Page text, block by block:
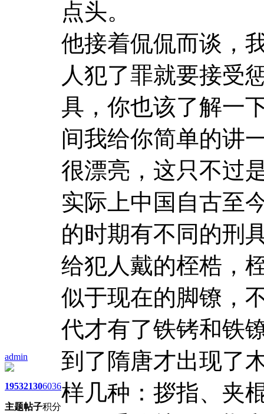
admin
1953
主题
2130
帖子
6036
积分
点头。
他接着侃侃而谈，
人犯了罪就要接受
具，你也该了解一
间我给你简单的讲
很漂亮，这只不过
实际上中国自古至
的时期有不同的刑
给犯人戴的桎梏，
似于现在的脚镣，
代才有了铁铐和铁
到了隋唐才出现了
样几种：拶指、夹